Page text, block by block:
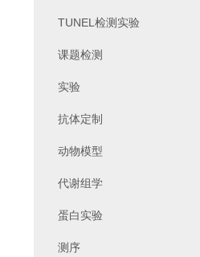
TUNEL检测实验
课题检测
实验
抗体定制
动物模型
代谢组学
蛋白实验
测序